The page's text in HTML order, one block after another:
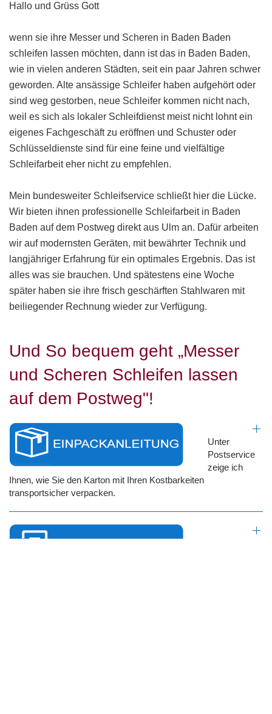
Hallo und Grüss Gott
wenn sie ihre Messer und Scheren in Baden Baden
schleifen lassen möchten, dann ist das in Baden Baden,
wie in vielen anderen Städten, seit ein paar Jahren schwer
geworden. Alte ansässige Schleifer haben aufgehört oder
sind weg gestorben, neue Schleifer kommen nicht nach,
weil es sich als lokaler Schleifdienst meist nicht lohnt ein
eigenes Fachgeschäft zu eröffnen und Schuster oder
Schlüsseldienste sind für eine feine und vielfältige
Schleifarbeit eher nicht zu empfehlen.
Mein bundesweiter Schleifservice schließt hier die Lücke.
Wir bieten ihnen professionelle Schleifarbeit in Baden
Baden auf dem Postweg direkt aus Ulm an. Dafür arbeiten
wir auf modernsten Geräten, mit bewährter Technik und
langjähriger Erfahrung für ein optimales Ergebnis. Das ist
alles was sie brauchen. Und spätestens eine Woche
später haben sie ihre frisch geschärften Stahlwaren mit
beiliegender Rechnung wieder zur Verfügung.
Und So bequem geht „Messer
und Scheren Schleifen lassen
auf dem Postweg"!
Unter
Postservice
zeige ich
Ihnen, wie Sie den Karton mit Ihren Kostbarkeiten
transportsicher verpacken.